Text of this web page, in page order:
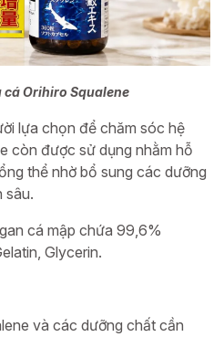
cá Orihiro Squalene
lựa chọn để chăm sóc hệ
còn được sử dụng nhằm hỗ
thể nhờ bổ sung các dưỡng
sâu.
cá mập chứa 99,6%
Glycerin.
và các dưỡng chất cần